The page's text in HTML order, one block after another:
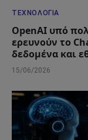
ΤΕΧΝΟΛΟΓΊΑ
OpenAI υπό
ερευνούν το
δεδομένα και
15/06/2026